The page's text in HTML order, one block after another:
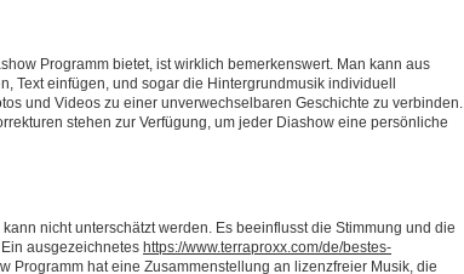
Programm bietet, ist wirklich bemerkenswert. Man kann aus
Text einfügen, und sogar die Hintergrundmusik individuell
und Videos zu einer unverwechselbaren Geschichte zu verbinden.
stehen zur Verfügung, um jeder Diashow eine persönliche
nicht unterschätzt werden. Es beeinflusst die Stimmung und die
ausgezeichnetes https://www.terraproxx.com/de/bestes-
Programm hat eine Zusammenstellung an lizenzfreier Musik, die